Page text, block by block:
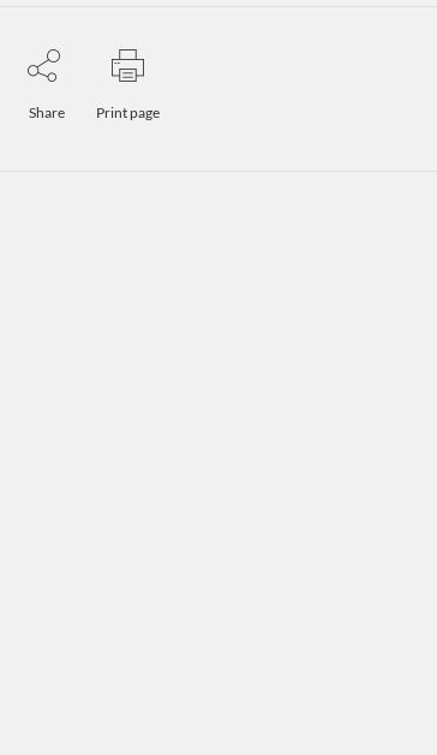
Share Print page